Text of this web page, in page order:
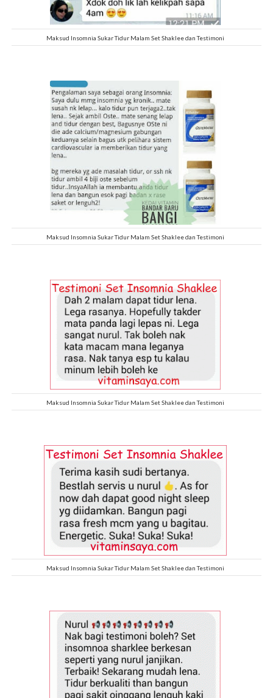
Maksud Insomnia Sukar Tidur Malam Set Shaklee dan Testimoni
Maksud Insomnia Sukar Tidur Malam Set Shaklee dan Testimoni
Maksud Insomnia Sukar Tidur Malam Set Shaklee dan Testimoni
Maksud Insomnia Sukar Tidur Malam Set Shaklee dan Testimoni